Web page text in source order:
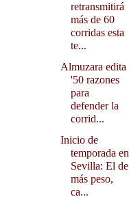
retransmitirá
más de 60
corridas esta
te...
Almuzara edita
'50 razones
para
defender la
corrid...
Inicio de
temporada en
Sevilla: El de
más peso,
ca...